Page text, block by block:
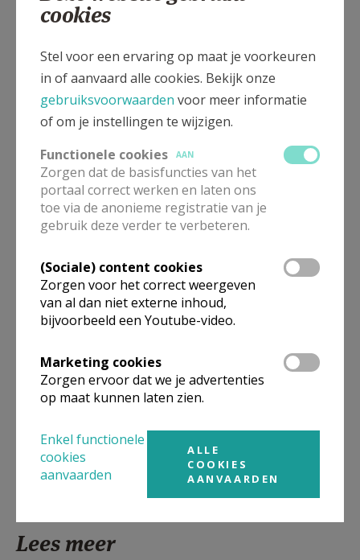
Gemeenschapscentrum De Rinck
Gepubliceerd door
Pastorale eenheid Anderlecht
Meer
Links
Deel dit artikel
Lees meer
cookies
Stel voor een ervaring op maat je voorkeuren
in of aanvaard alle cookies. Bekijk onze
gebruiksvoorwaarden voor meer informatie
of om je instellingen te wijzigen.
Functionele cookies
AAN
Zorgen dat de basisfuncties van het
portaal correct werken en laten ons
toe via de anonieme registratie van je
gebruik deze verder te verbeteren.
(Sociale) content cookies
Zorgen voor het correct weergeven
van al dan niet externe inhoud,
bijvoorbeeld een Youtube-video.
Marketing cookies
Zorgen ervoor dat we je advertenties
op maat kunnen laten zien.
Enkel functionele
cookies
aanvaarden
ALLE
COOKIES
AANVAARDEN